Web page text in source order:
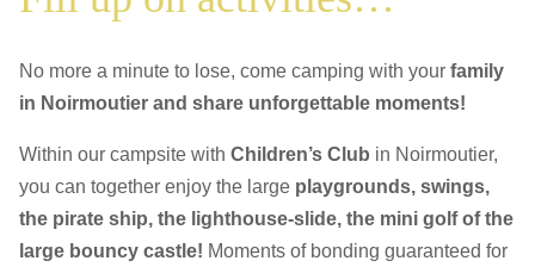
No more a minute to lose, come camping with your family
in Noirmoutier and share unforgettable moments!
Within our campsite with Children’s Club in Noirmoutier,
you can together enjoy the large playgrounds, swings,
the pirate ship, the lighthouse-slide, the mini golf of the
large bouncy castle! Moments of bonding guaranteed for